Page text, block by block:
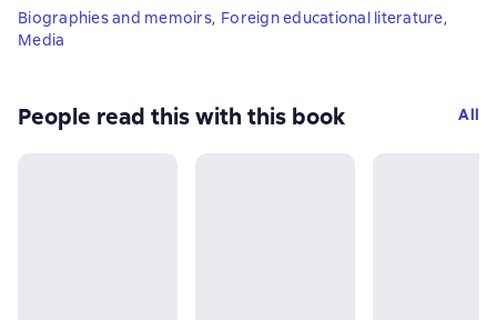
Biographies and memoirs, Foreign educational literature,
Media
People read this with this book All